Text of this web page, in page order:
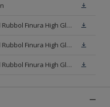
Veiligheidsinformatieblad Rubbol Finura High Gloss W05 (MSDS)
Veiligheidsinformatieblad Rubbol Finura High Gloss White (MSDS)
Veiligheidsinformatieblad Rubbol Finura High Gloss N00 (MSDS)